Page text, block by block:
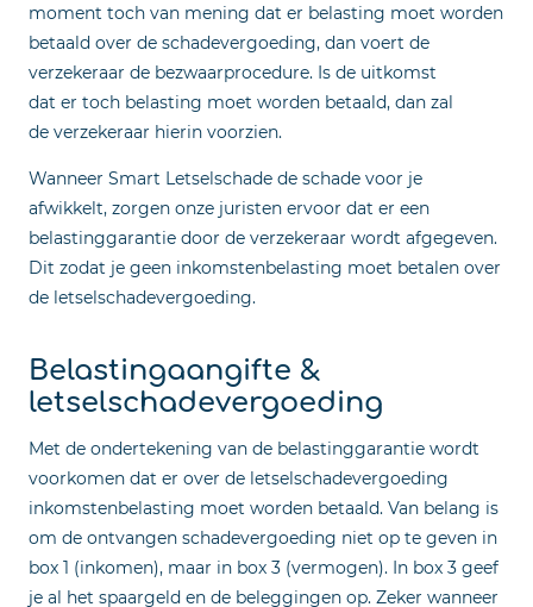
moment toch van mening dat er belasting moet worden
betaald over de schadevergoeding, dan voert de
verzekeraar de bezwaarprocedure. Is de uitkomst
dat er toch belasting moet worden betaald, dan zal
de verzekeraar hierin voorzien.
Wanneer Smart Letselschade de schade voor je
afwikkelt, zorgen onze juristen ervoor dat er een
belastinggarantie door de verzekeraar wordt afgegeven.
Dit zodat je geen inkomstenbelasting moet betalen over
de letselschadevergoeding.
Belastingaangifte &
letselschadevergoeding
Met de ondertekening van de belastinggarantie wordt
voorkomen dat er over de letselschadevergoeding
inkomstenbelasting moet worden betaald. Van belang is
om de ontvangen schadevergoeding niet op te geven in
box 1 (inkomen), maar in box 3 (vermogen). In box 3 geef
je al het spaargeld en de beleggingen op. Zeker wanneer